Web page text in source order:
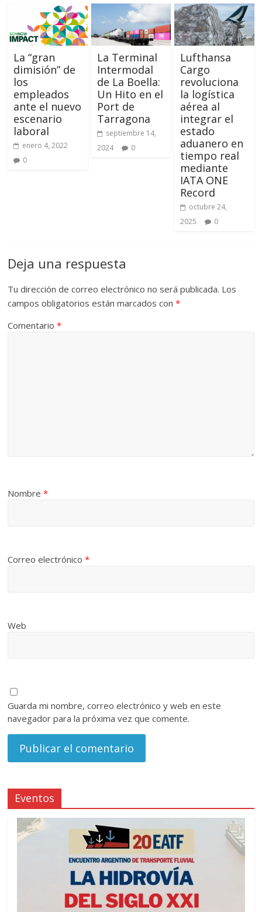
La “gran
dimisión” de
los
empleados
ante el nuevo
escenario
laboral
enero 4, 2022
0
La Terminal
Intermodal
de La Boella:
Un Hito en el
Port de
Tarragona
septiembre 14,
2024
0
Lufthansa
Cargo
revoluciona
la logística
aérea al
integrar el
estado
aduanero en
tiempo real
mediante
IATA ONE
Record
octubre 24,
2025
0
Deja una respuesta
Tu dirección de correo electrónico no será publicada. Los
campos obligatorios están marcados con*
Comentario*
Nombre*
Correo electrónico*
Web
Guarda mi nombre, correo electrónico y web en este
navegador para la próxima vez que comente.
Eventos